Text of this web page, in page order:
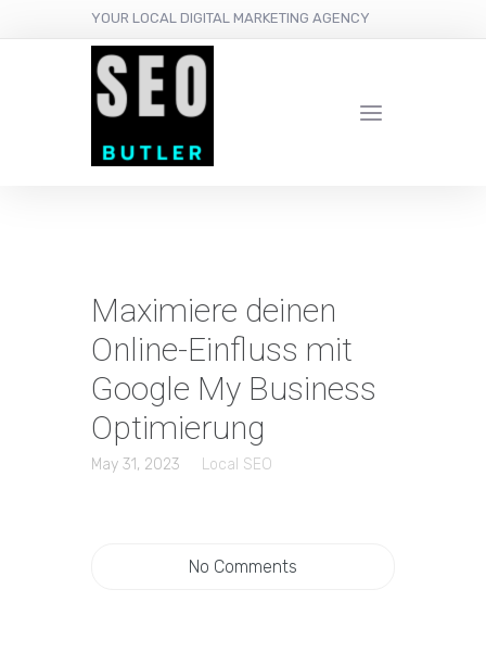
YOUR LOCAL DIGITAL MARKETING AGENCY
Maximiere deinen
Online-Einfluss mit
Google My Business
Optimierung
May 31, 2023 Local SEO
No Comments